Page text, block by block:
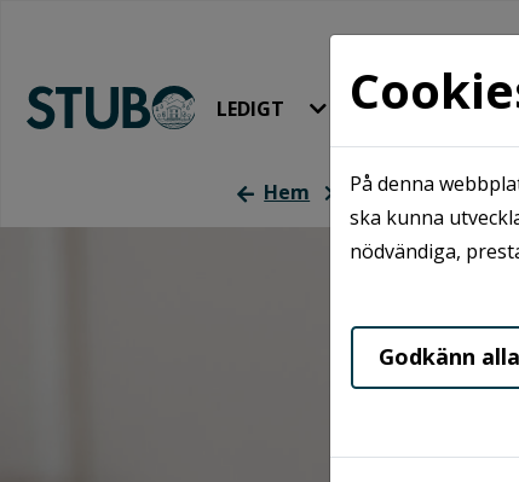
LEDIGT HYRA & BO
Hem Mina sidor som
På denna
ska kunna
nödvändiga,
Godkänn alla